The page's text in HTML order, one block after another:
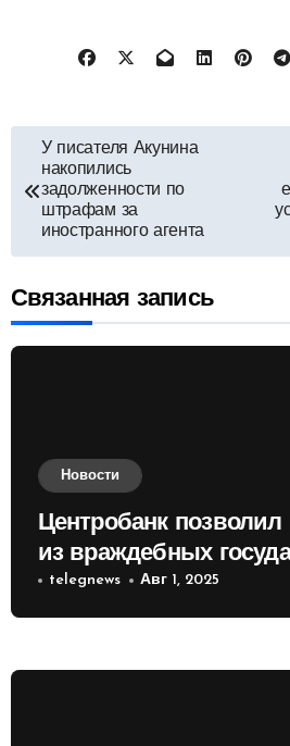
Навигация
по
записям
У писателя Акунина
накопились
задолженности по
штрафам за
иностранного агента
Связанная запись
Новости
Центробанк
из враждебных
приобретать валюту
telegnews Авг 1, 2025